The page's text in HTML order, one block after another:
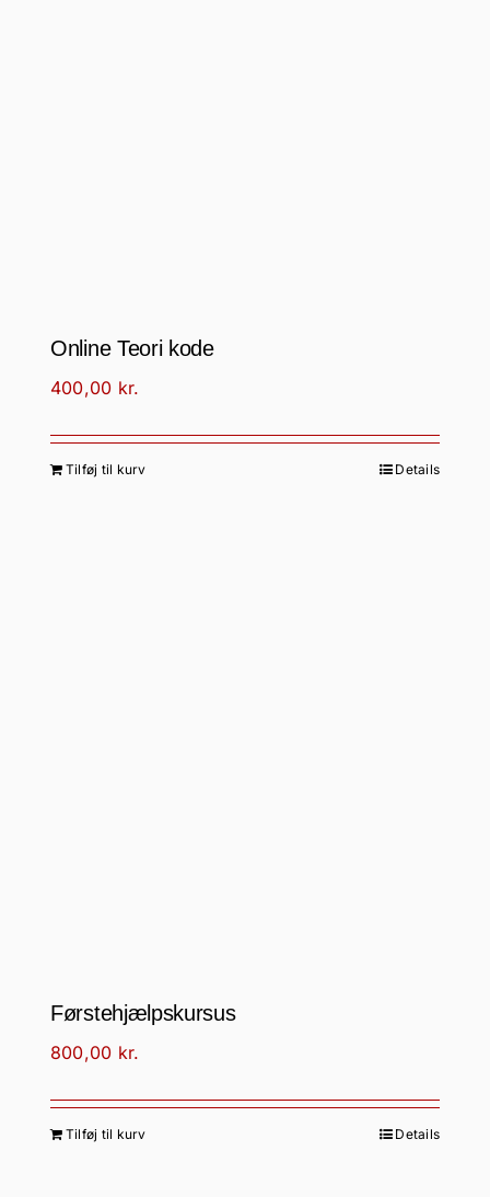
Online Teori kode
400,00 kr.
Tilføj til kurv Details
Førstehjælpskursus
800,00 kr.
Tilføj til kurv Details